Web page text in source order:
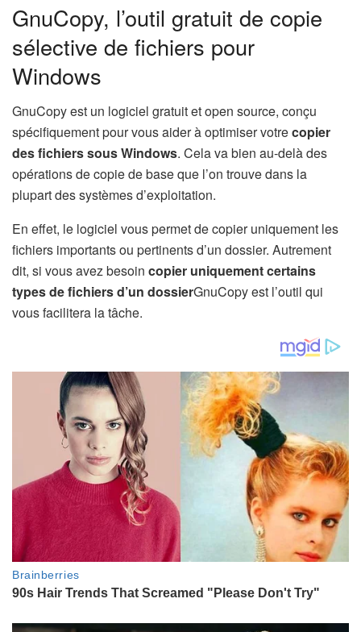
GnuCopy, l’outil gratuit de copie
sélective de fichiers pour
Windows
GnuCopy est un logiciel gratuit et open source, conçu
spécifiquement pour vous aider à optimiser votrecopier
des fichiers sous Windows. Cela va bien au-delà des
opérations de copie de base que l’on trouve dans la
plupart des systèmes d’exploitation.
En effet, le logiciel vous permet de copier uniquement les
fichiers importants ou pertinents d’un dossier. Autrement
dit, si vous avez besoin copier uniquement certains
types de fichiers d’un dossierGnuCopy est l’outil qui
vous facilitera la tâche.